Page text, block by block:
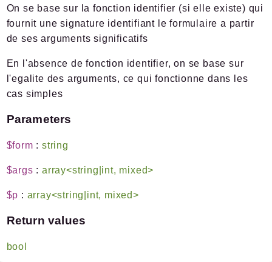
On se base sur la fonction identifier (si elle existe) qui
fournit une signature identifiant le formulaire a partir
de ses arguments significatifs
En l'absence de fonction identifier, on se base sur
l'egalite des arguments, ce qui fonctionne dans les
cas simples
Parameters
$form :string
$args :array<string|int, mixed>
$p : array<string|int, mixed>
Return values
bool